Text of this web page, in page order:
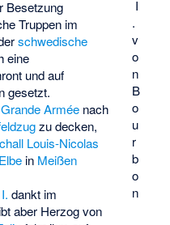
I
.
v
o
n
B
o
u
r
b
o
n
Besetzung
Truppen im
schwedische
eine
und auf
gesetzt.
Grande Arméenach
zu decken,
Louis-Nicolas
Elbein Meißen
dankt im
aber Herzog von